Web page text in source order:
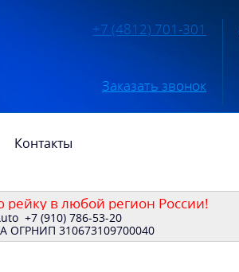
+7 (4812) 701-301
Заказать звонок
Контакты
рейку в любой регион России!
+7 (910) 786-53-20
ОГРНИП 310673109700040